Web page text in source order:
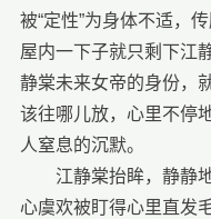
被“定性”为身体不适，
屋内一下子就只剩下江
静棠未来女帝的身份，
该往哪儿放，心里不停
人窒息的沉默。
江静棠抬眸，静静
心虞欢被盯得心里直发